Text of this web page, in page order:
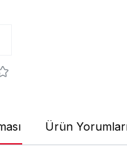
Ürün